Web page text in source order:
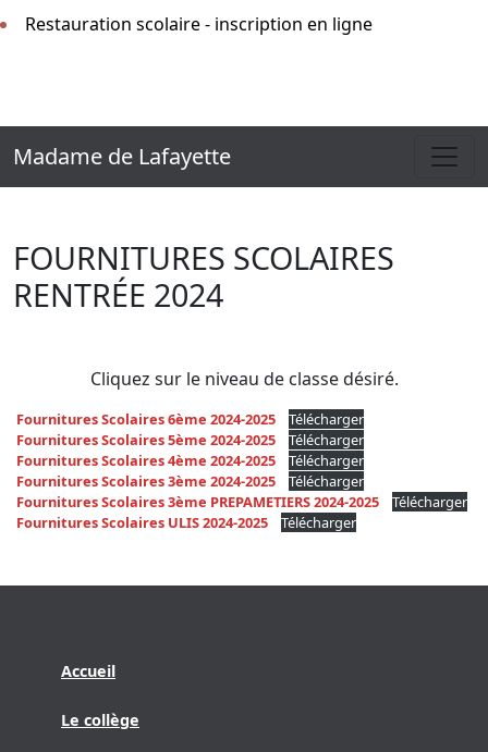
Restauration scolaire - inscription en ligne
Madame de Lafayette
FOURNITURES SCOLAIRES
RENTRÉE 2024
Cliquez sur le niveau de classe désiré.
Fournitures Scolaires 6ème 2024-2025
Télécharger
Fournitures Scolaires 5ème 2024-2025
Télécharger
Fournitures Scolaires 4ème 2024-2025
Télécharger
Fournitures Scolaires 3ème 2024-2025
Télécharger
Fournitures Scolaires 3ème PREPAMETIERS 2024-2025
Télécharger
Fournitures Scolaires ULIS 2024-2025
Télécharger
Accueil
Le collège